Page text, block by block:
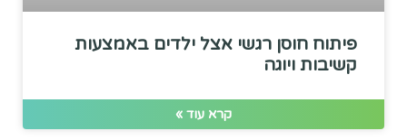
פיתוח חוסן רגשי אצל ילדים באמצעות
קשיבות ויוגה
קרא עוד »